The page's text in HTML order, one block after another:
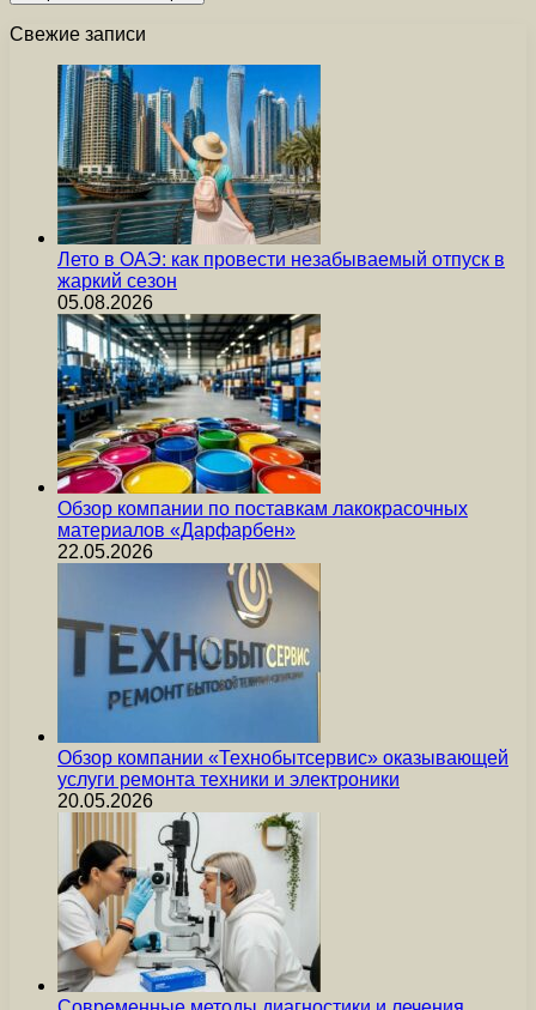
Свежие записи
Лето в ОАЭ: как провести незабываемый отпуск в
жаркий сезон
05.08.2026
Обзор компании по поставкам лакокрасочных
материалов «Дарфарбен»
22.05.2026
Обзор компании «Технобытсервис» оказывающей
услуги ремонта техники и электроники
20.05.2026